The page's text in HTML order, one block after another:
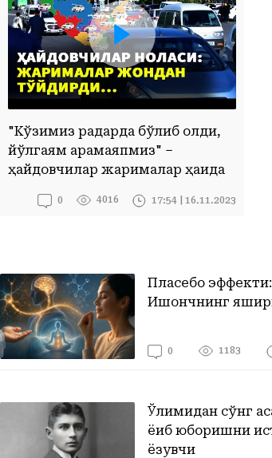
"Кўзимиз радарда бўлиб қолди,
йўлгаям қарамаяпмиз" –
ҳайдовчилар жарималар ҳақида
0 4016 17:54 | 16.11.2023
Пласебо эффекти:
Ишончнинг
0 1183
Ўлимидан сўнг
ёқиб юборишни
ёзувчи